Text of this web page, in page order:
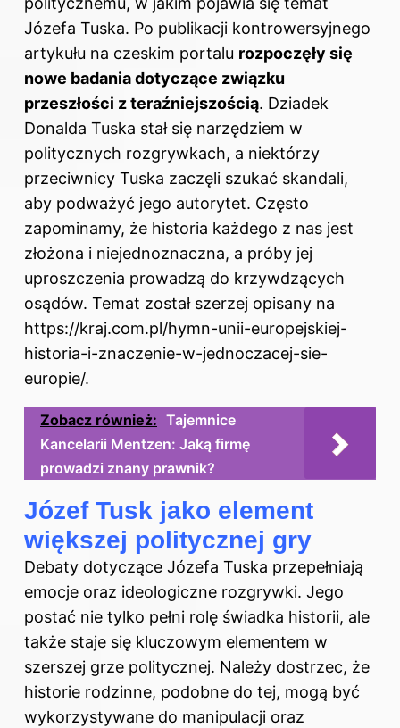
Józefa Tuska. Po publikacji kontrowersyjnego
artykułu na czeskim portalu rozpoczęły się
nowe badania dotyczące związku
przeszłości z teraźniejszością. Dziadek
Donalda Tuska stał się narzędziem w
politycznych rozgrywkach, a niektórzy
przeciwnicy Tuska zaczęli szukać skandali,
aby podważyć jego autorytet. Często
zapominamy, że historia każdego z nas jest
złożona i niejednoznaczna, a próby jej
uproszczenia prowadzą do krzywdzących
osądów. Temat został szerzej opisany na
https://kraj.com.pl/hymn-unii-europejskiej-
historia-i-znaczenie-w-jednoczacej-sie-
europie/.
Zobacz również: Tajemnice
Kancelarii Mentzen: Jaką firmę
prowadzi znany prawnik?
Józef Tusk jako element
większej politycznej gry
Debaty dotyczące Józefa Tuska przepełniają
emocje oraz ideologiczne rozgrywki. Jego
postać nie tylko pełni rolę świadka historii, ale
także staje się kluczowym elementem w
szerszej grze politycznej. Należy dostrzec, że
historie rodzinne, podobne do tej, mogą być
wykorzystywane do manipulacji oraz